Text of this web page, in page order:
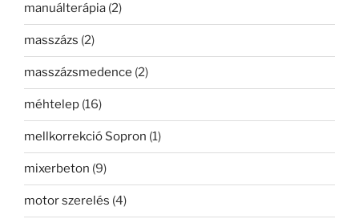
manuálterápia (2)
masszázs (2)
masszázsmedence (2)
méhtelep (16)
mellkorrekció Sopron (1)
mixerbeton (9)
motor szerelés (4)